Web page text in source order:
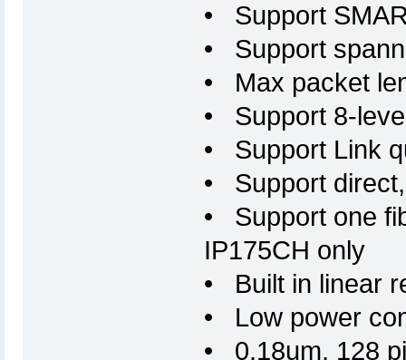
• Support
• Support
• Max packet
• Support 8-
• Support Link
• Support
• Support one
IP175CH only
• Built in linear
• Low power
• 0.18um, 128